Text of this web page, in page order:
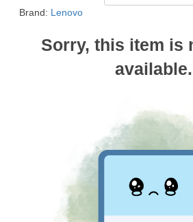
Brand: Lenovo
Sorry, this item is
available.